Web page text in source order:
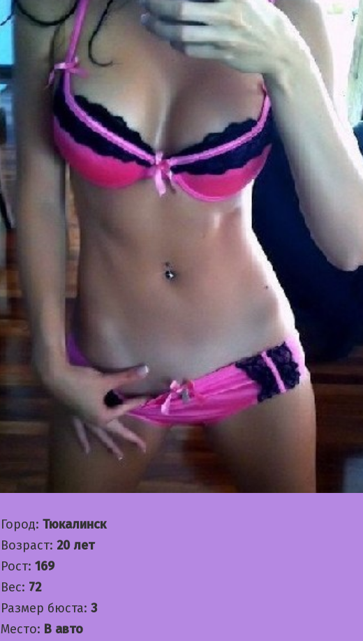
Город: Тюкалинск
Возраст: 20 лет
Рост: 169
Вес: 72
Размер бюста: 3
Место: В авто